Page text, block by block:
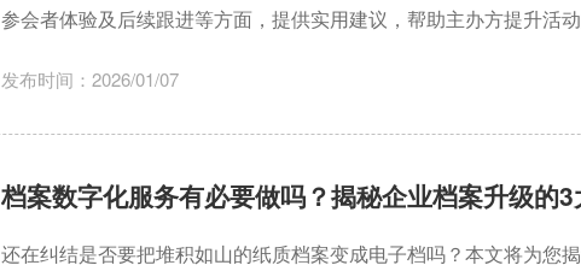
参会者体验及后续跟进等方面，提供实用建议，帮助主办方提升活动
发布时间：2026/01/07
档案数字化服务有必要做吗？揭秘企业档案升级的3
还在纠结是否要把堆积如山的纸质档案变成电子档吗？本文将为您